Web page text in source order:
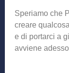
Speriamo che
creare
e di portarci a
avviene